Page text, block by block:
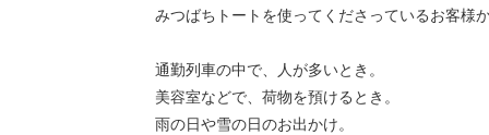
みつばちトートを使ってくださっているお客様
通勤列車の中で、人が多いとき。
美容室などで、荷物を預けるとき。
雨の日や雪の日のお出かけ。